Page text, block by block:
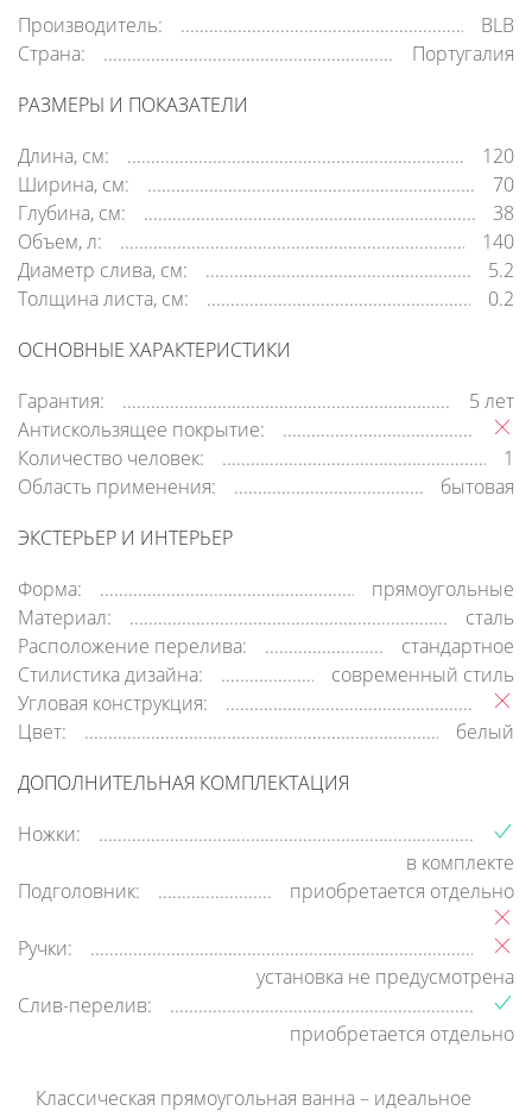
Производитель:
BLB
Страна:
Португалия
РАЗМЕРЫ И ПОКАЗАТЕЛИ
Длина, см:
120
Ширина, см:
70
Глубина, см:
38
Объем, л:
140
Диаметр слива, см:
5.2
Толщина листа, см:
0.2
ОСНОВНЫЕ ХАРАКТЕРИСТИКИ
Гарантия:
5 лет
Антискользящее покрытие:
Количество человек:
1
Область применения:
бытовая
ЭКСТЕРЬЕР И ИНТЕРЬЕР
Форма:
прямоугольные
Материал:
сталь
Расположение перелива:
стандартное
Стилистика дизайна:
современный стиль
Угловая конструкция:
Цвет:
белый
ДОПОЛНИТЕЛЬНАЯ КОМПЛЕКТАЦИЯ
Ножки:
в комплекте
Подголовник:
приобретается отдельно
Ручки:
установка не предусмотрена
Слив-перелив:
приобретается отдельно
Классическая прямоугольная ванна – идеальное